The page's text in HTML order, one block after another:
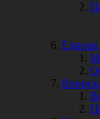
Единая